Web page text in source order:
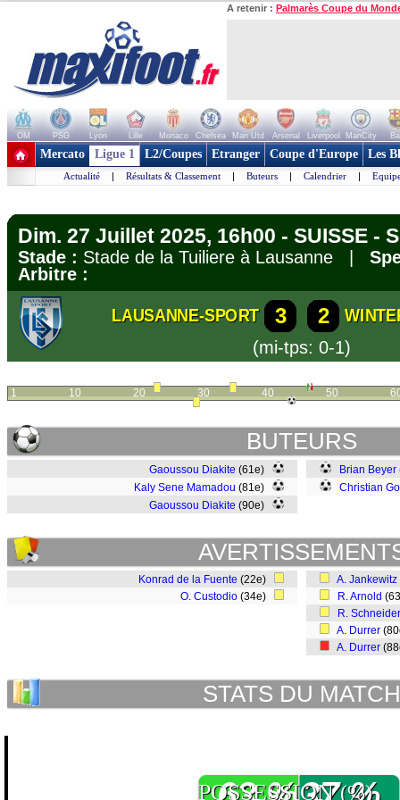
A retenir : Palmarès Coupe du
OM PSG Lyon Lille Monaco Chelsea Man Utd Arsenal Liverpool ManCity
+ de clubs
Mercato Ligue 1 L2/Coupes Etranger Coupe d'Europe Les
Actualité | Résultats & Classement | Buteurs | Calendrier |
Dim. 27 Juillet 2025, 16h00 - SUISSE -
Stade : Stade de la Tuiliere à Lausanne |
Arbitre :
LAUSANNE-SPORT 3 2
(mi-tps: 0-1)
1 10 20 30 40 50
BUTEURS
Gaoussou Diakite (61e)
Kaly Sene Mamadou (81e)
Gaoussou Diakite (90e)
Brian Beyer
Christian
Konrad de la Fuente (22e)
O. Custodio (34e)
A. Jankewitz
R. Arnold
R. Schneider
A. Durrer
A. Durrer
STATS DU MATCH
POSSESSION(%)